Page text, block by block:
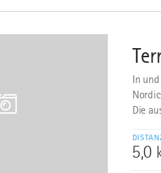
3
In
Die
5,0